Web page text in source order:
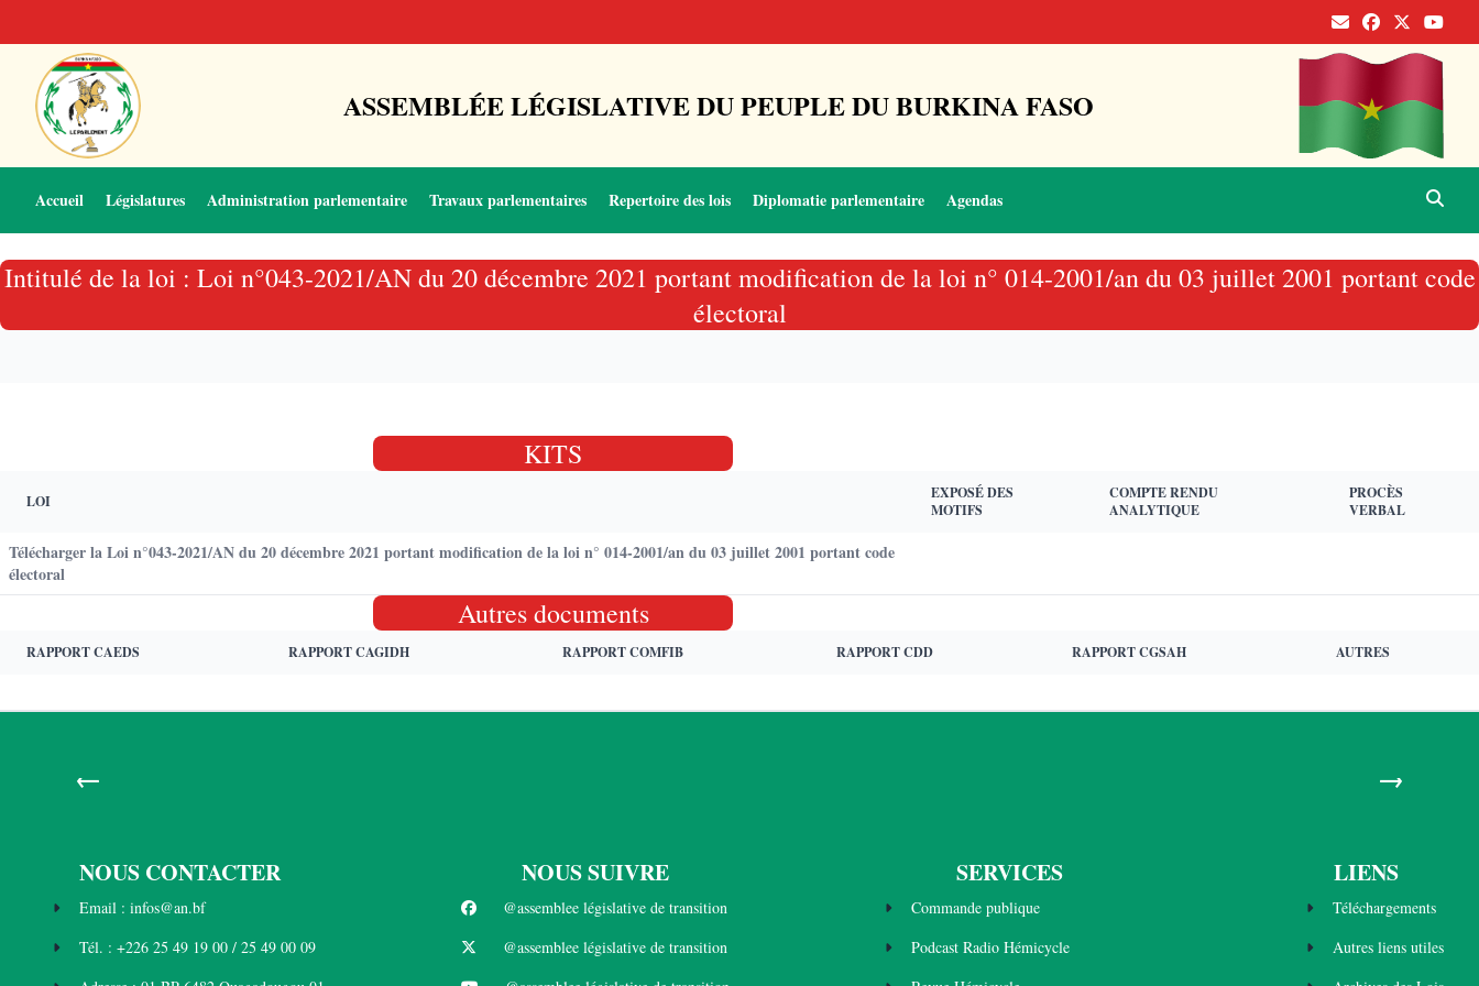
ASSEMBLÉE LÉGISLATIVE DU PEUPLE DU BURKINA FASO
Accueil Législatures Administration parlementaire Travaux parlementaires Repertoire des lois Diplomatie parlementaire Agendas
Intitulé de la loi : Loi n°043-2021/AN du 20 décembre 2021 portant modification de la loi n° 014-2001/an du 03 juillet 2001 portant code
électoral
KITS
LOI
EXPOSÉ DES
MOTIFS
COMPTE RENDU
ANALYTIQUE
PROCÈS
VERBAL
Télécharger la Loi n°043-2021/AN du 20 décembre 2021 portant modification de la loi n° 014-2001/an du 03 juillet 2001 portant code
électoral
Autres documents
RAPPORT CAEDS RAPPORT CAGIDH RAPPORT COMFIB RAPPORT CDD RAPPORT CGSAH AUTRES
← →
NOUS CONTACTER
Email : infos@an.bf
Tél. : +226 25 49 19 00 / 25 49 00 09
NOUS SUIVRE
@assemblee législative de transition
@assemblee législative de transition
SERVICES
Commande publique
Podcast Radio Hémicycle
LIENS
Téléchargements
Autres liens utiles